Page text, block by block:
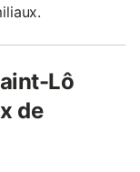
Lô
de